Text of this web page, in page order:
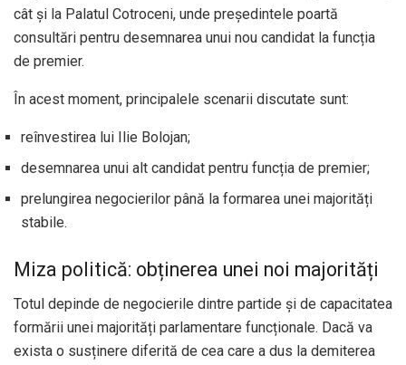
cât și la Palatul Cotroceni, unde președintele poartă
consultări pentru desemnarea unui nou candidat la funcția
de premier.
În acest moment, principalele scenarii discutate sunt:
reînvestirea lui Ilie Bolojan;
desemnarea unui alt candidat pentru funcția de premier;
prelungirea negocierilor până la formarea unei majorități
stabile.
Miza politică: obținerea unei noi majorități
Totul depinde de negocierile dintre partide și de capacitatea
formării unei majorități parlamentare funcționale. Dacă va
exista o susținere diferită de cea care a dus la demiterea